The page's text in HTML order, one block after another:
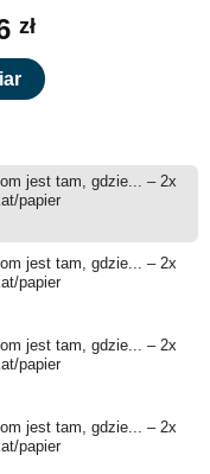
zł
jest tam, gdzie... – 2x
papier
jest tam, gdzie... – 2x
papier
jest tam, gdzie... – 2x
papier
jest tam, gdzie... – 2x
papier